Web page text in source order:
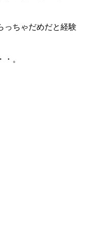
っちゃだめだと経験
。